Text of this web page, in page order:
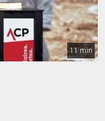
11 min